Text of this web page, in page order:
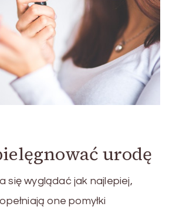
urodę
się wyglądać jak najlepiej,
one pomyłki